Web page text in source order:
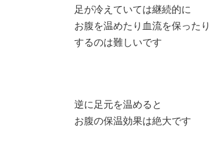
足が冷えていては継続的に
お腹を温めたり血流を保ったり
するのは難しいです
逆に足元を温めると
お腹の保温効果は絶大です